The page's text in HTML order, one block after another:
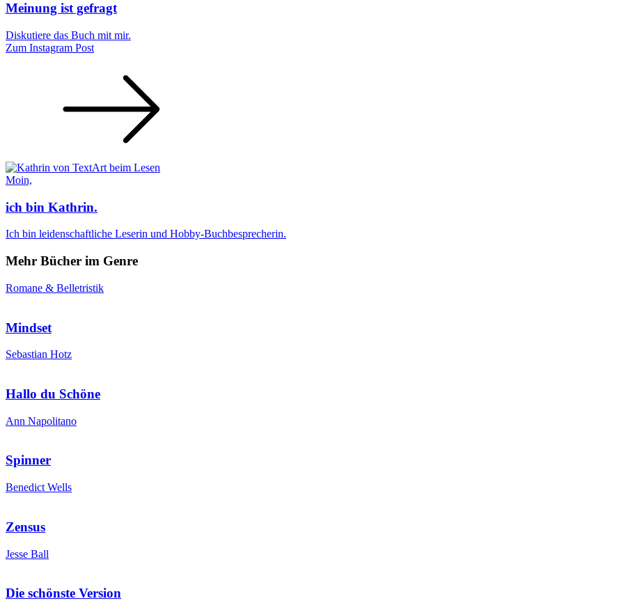
Meinung ist gefragt
Diskutiere das Buch mit mir.
Zum Instagram Post
Moin,
ich bin Kathrin.
Ich bin leidenschaftliche Leserin und Hobby-Buchbesprecherin.
Mehr Bücher im Genre
Romane & Belletristik
Mindset
Sebastian Hotz
Hallo du Schöne
Ann Napolitano
Spinner
Benedict Wells
Zensus
Jesse Ball
Die schönste Version